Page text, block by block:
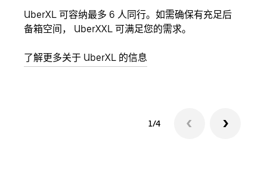
UberXL 可容纳最多 6 人同行。如需确保有充足后
备箱空间， UberXXL 可满足您的需求。
了解更多关于 UberXL 的信息
1/4